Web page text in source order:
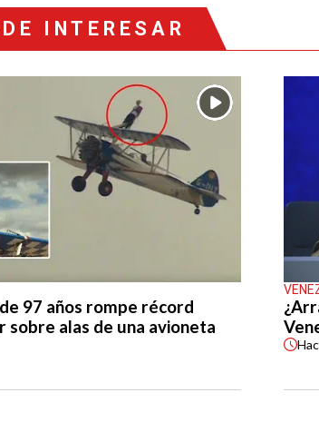
INTERESAR
97 años rompe récord
sobre alas de una avioneta